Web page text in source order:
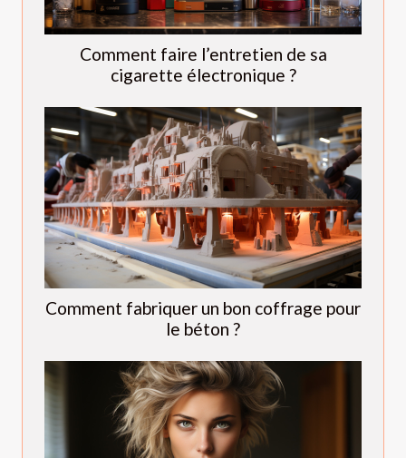
Comment faire l’entretien de sa
cigarette électronique ?
Comment fabriquer un bon coffrage pour
le béton ?